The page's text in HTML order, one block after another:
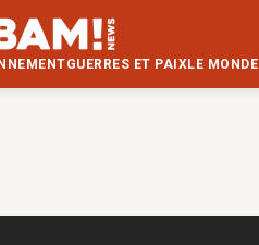
GUERRES ET PAIXLE MONDE